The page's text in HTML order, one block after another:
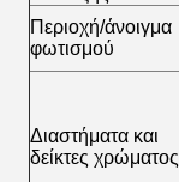
Περιοχή/άνοιγμα
φωτισμού
Διαστήματα και
δείκτες χρώματος